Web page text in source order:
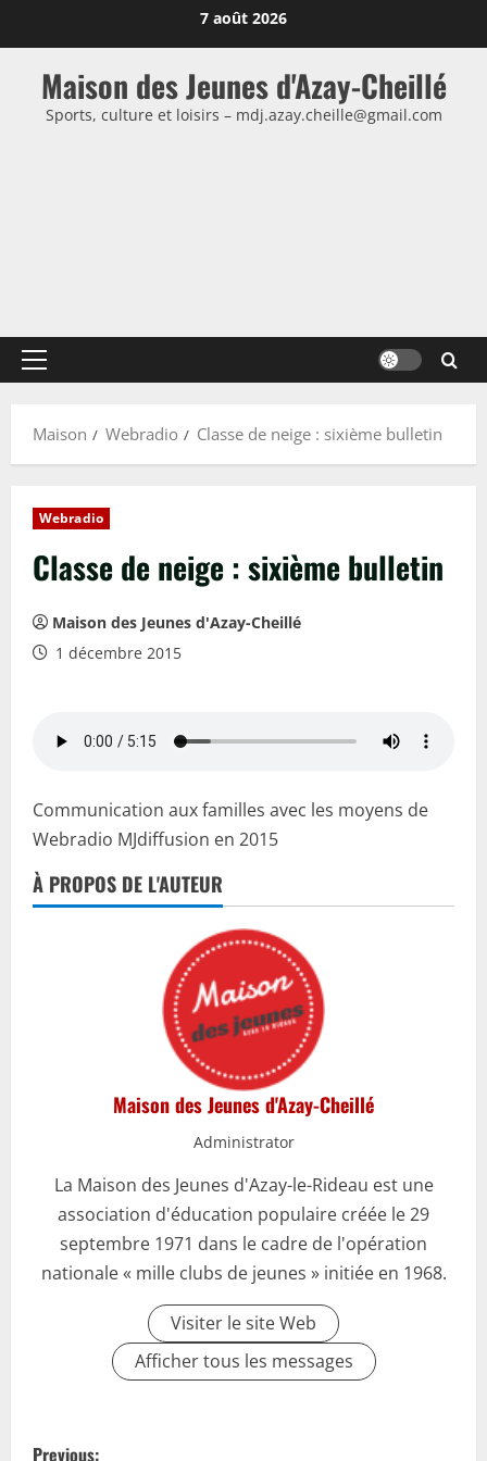
au
contenu
7 août 2026
Maison des Jeunes d'Azay-Cheillé
Sports, culture et loisirs – mdj.azay.cheille@gmail.com
Menu
Maison
Webradio Classe de neige : sixième bulletin
Webradio
Classe de neige : sixième bulletin
Maison des Jeunes d'Azay-Cheillé
1 décembre 2015
Communication aux familles avec les moyens de
Webradio MJdiffusion en 2015
À PROPOS DE L'AUTEUR
Maison des Jeunes d'Azay-Cheillé
Administrator
La Maison des Jeunes d'Azay-le-Rideau est une
association d'éducation populaire créée le 29
septembre 1971 dans le cadre de l'opération
nationale « mille clubs de jeunes » initiée en 1968.
Visiter le site Web
Afficher tous les messages
P
Previous: